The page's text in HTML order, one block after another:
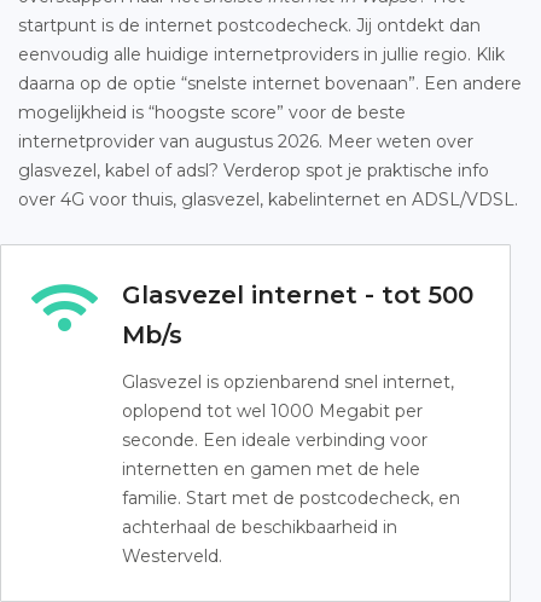
startpunt is de internet postcodecheck. Jij ontdekt dan
eenvoudig alle huidige internetproviders in jullie regio. Klik
daarna op de optie “snelste internet bovenaan”. Een andere
mogelijkheid is “hoogste score” voor de beste
internetprovider van augustus 2026. Meer weten over
glasvezel, kabel of adsl? Verderop spot je praktische info
over 4G voor thuis, glasvezel, kabelinternet en ADSL/VDSL.
Glasvezel internet - tot 500
Mb/s
Glasvezel is opzienbarend snel internet,
oplopend tot wel 1000 Megabit per
seconde. Een ideale verbinding voor
internetten en gamen met de hele
familie. Start met de postcodecheck, en
achterhaal de beschikbaarheid in
Westerveld.